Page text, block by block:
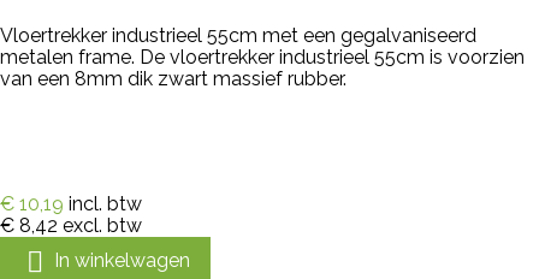
Vloertrekker industrieel 55cm met een gegalvaniseerd
metalen frame. De vloertrekker industrieel 55cm is voorzien
van een 8mm dik zwart massief rubber.
€ 10,19 incl. btw
€ 8,42 excl. btw
 In winkelwagen